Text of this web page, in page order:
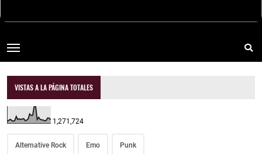
VISTAS A LA PÁGINA TOTALES
1,271,724
Alternative Rock Emo Punk